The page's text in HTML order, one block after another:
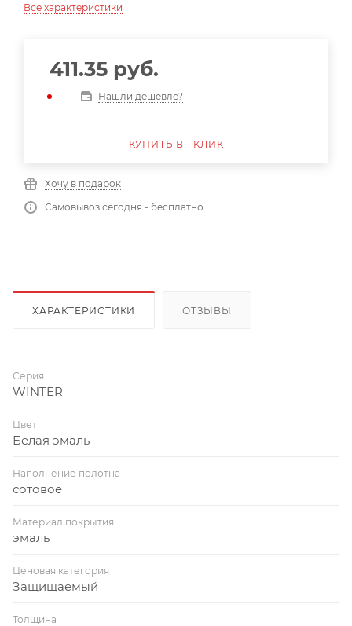
Все характеристики
411.35 руб.
Нашли дешевле?
КУПИТЬ В 1 КЛИК
Хочу в подарок
Самовывоз сегодня - бесплатно
ХАРАКТЕРИСТИКИ ОТЗЫВЫ
Серия
WINTER
Цвет
Белая эмаль
Наполнение полотна
сотовое
Материал покрытия
эмаль
Ценовая категория
Защищаемый
Толщина